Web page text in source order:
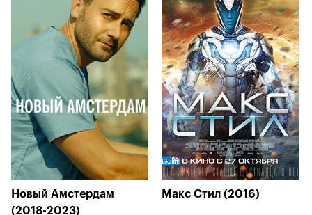
Новый Амстердам
(2018-2023)
Макс Стил (2016)